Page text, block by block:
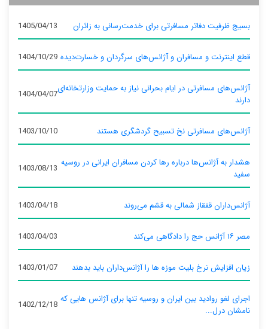
بسیج ظرفیت دفاتر مسافرتی برای خدمت‌رسانی به زائران 1405/04/13
قطع اینترنت و مسافران و آژانس‌های سرگردان و خسارت‌دیده 1404/10/29
آژانس‌های مسافرتی در ایام بحرانی نیاز به حمایت وزارتخانه‌ای
دارند
1404/04/07
آژانس‌های مسافرتی نخ تسبیح گردشگری هستند 1403/10/10
هشدار به آژانس‌ها درباره رها کردن مسافران ایرانی در روسیه
سفید
1403/08/13
آژانس‌داران قفقاز شمالی به قشم می‌روند 1403/04/18
مصر ۱۶ آژانس حج را دادگاهی می‌کند 1403/04/03
زیان افزایش نرخ بلیت موزه ها را آژانس‌داران باید بدهند 1403/01/07
اجرای لغو روادید بین ایران و روسیه تنها برای آژانس‌ هایی که
نامشان درل...
1402/12/18